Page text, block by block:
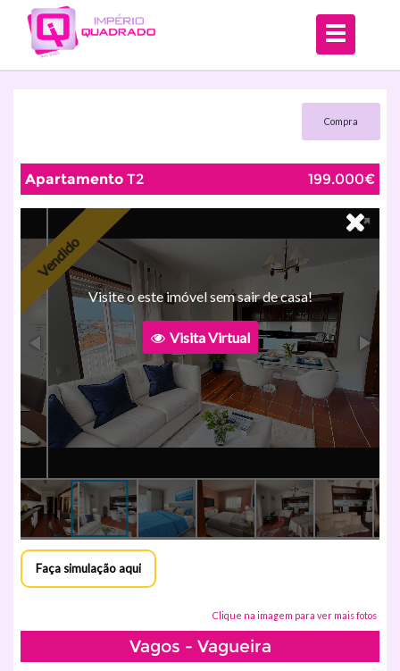
Compra
Apartamento T2 199.000€
Visite o este imóvel sem sair de casa!
Visita Virtual
Vendido
Faça simulação aqui
Clique na imagem para ver mais fotos
Vagos - Vagueira